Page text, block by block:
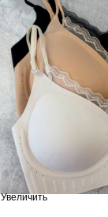
Увеличить